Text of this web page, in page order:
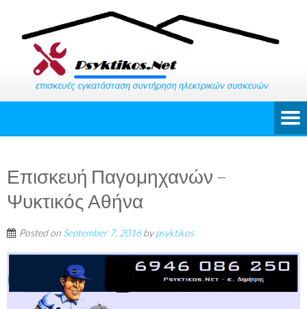
Επισκευή Παγομηχανών –
Ψυκτικός Αθήνα
Posted on September 7, 2016bypsyktikos